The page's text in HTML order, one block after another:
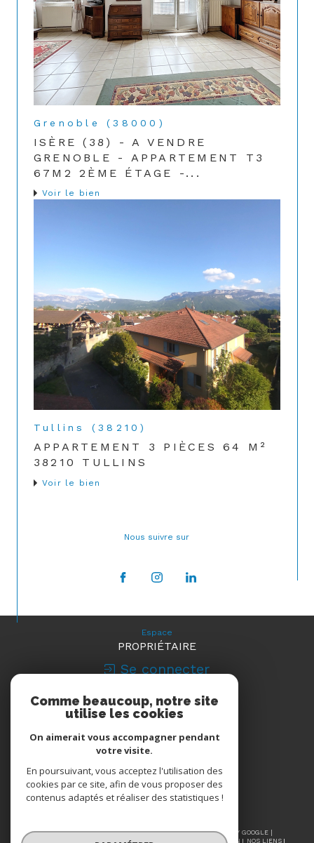
Grenoble (38000)
ISÈRE (38) - A VENDRE
GRENOBLE - APPARTEMENT T3
67M2 2ÈME ÉTAGE -...
Voir le bien
Tullins (38210)
APPARTEMENT 3 PIÈCES 64 M²
38210 TULLINS
Voir le bien
Nous suivre sur
Espace
PROPRIÉTAIRE
Se connecter
Nous
ADHÉRONS
© 2026 | TOUS DROITS RÉSERVÉS | TRADUCTION POWERED BY GOOGLE |
PLAN DU SITE MENTIONS LÉGALES ADMIN NOS LIENS
Comme beaucoup, notre site
utilise les cookies
On aimerait vous accompagner pendant
votre visite.
En poursuivant, vous acceptez l'utilisation des
cookies par ce site, afin de vous proposer des
contenus adaptés et réaliser des statistiques !